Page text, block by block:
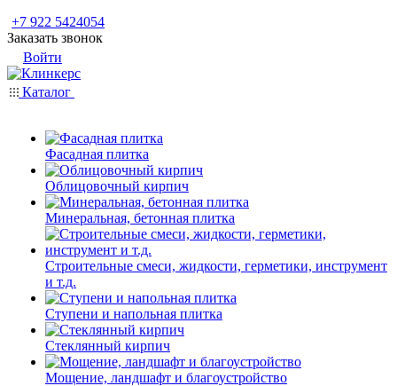
+7 922 5424054
Заказать звонок
Войти
Каталог
Фасадная плитка
Облицовочный кирпич
Минеральная, бетонная плитка
Строительные смеси, жидкости, герметики, инструмент
и т.д.
Ступени и напольная плитка
Cтеклянный кирпич
Мощение, ландшафт и благоустройство